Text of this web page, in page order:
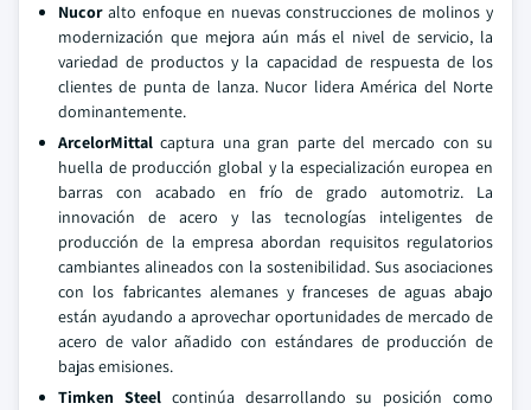
Nucoralto enfoque en nuevas construcciones de molinos y
modernización que mejora aún más el nivel de servicio, la
variedad de productos y la capacidad de respuesta de los
clientes de punta de lanza. Nucor lidera América del Norte
dominantemente.
ArcelorMittal captura una gran parte del mercado con su
huella de producción global y la especialización europea en
barras con acabado en frío de grado automotriz. La
innovación de acero y las tecnologías inteligentes de
producción de la empresa abordan requisitos regulatorios
cambiantes alineados con la sostenibilidad. Sus asociaciones
con los fabricantes alemanes y franceses de aguas abajo
están ayudando a aprovechar oportunidades de mercado de
acero de valor añadido con estándares de producción de
bajas emisiones.
Timken Steelcontinúa desarrollando su posición como